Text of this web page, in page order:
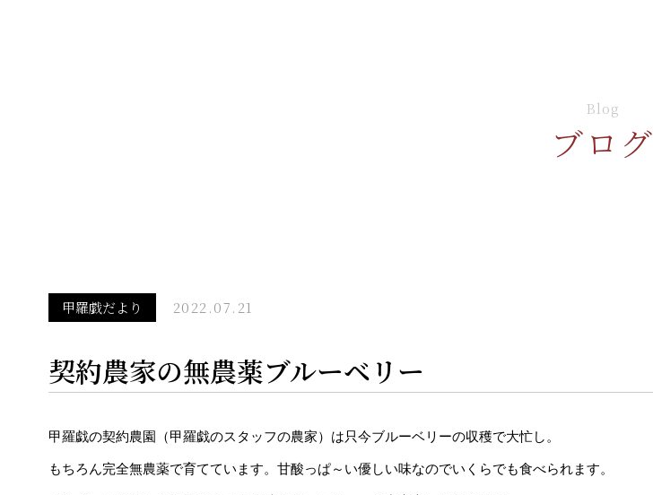
Blog
ブログ
甲羅戯だより 2022.07.21
契約農家の無農薬ブルーベリー
甲羅戯の契約農園（甲羅戯のスタッフの農家）は只今ブルーベリーの収穫で大忙し。
もちろん完全無農薬で育てています。甘酸っぱ～い優しい味なのでいくらでも食べられます。